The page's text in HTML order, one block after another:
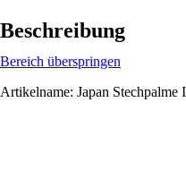
Beschreibung
Bereich überspringen
Artikelname: Japan Stechpalme